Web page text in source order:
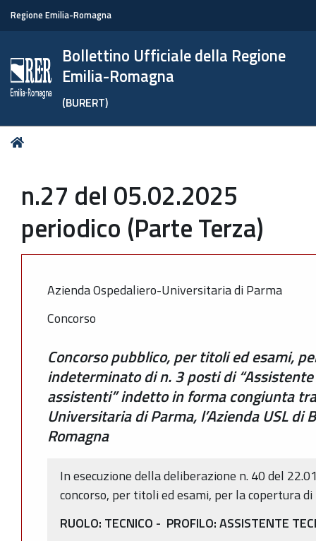
Regione Emilia-Romagna
Bollettino Ufficiale della Regione
Emilia-Romagna
(BURERT)
Tu
n.27 del 05.02.2025
periodico (Parte Terza)
Azienda Ospedaliero-Universitaria di Parma
Concorso
Concorso pubblico, per titoli ed esami,
indeterminato di n. 3 posti di
assistenti” indetto in forma congiunta
Universitaria di Parma, l’Azienda USL di
Romagna
In esecuzione della deliberazione n. 40 del
concorso, per titoli ed esami, per la copertura
RUOLO: TECNICO - PROFILO: ASSISTENTE